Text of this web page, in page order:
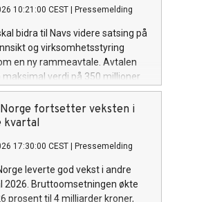
er nye tall som viser at
på dem.
10:21:00 CEST Pressemelding
bidra til Navs videre satsing på
og virksomhetsstyring
en ny rammeavtale. Avtalen
maksimal verdi på 350 millioner
inkludert merverdiavgift over
år.
fortsetter veksten i
kvartal
17:30:00 CEST Pressemelding
leverte god vekst i andre
2026. Bruttoomsetningen økte
prosent til 4 milliarder kroner,